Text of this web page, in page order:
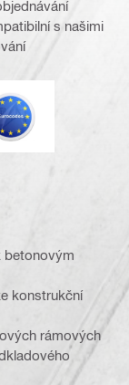
s našimi
Eurokód
betonovým
konstrukční
rámových